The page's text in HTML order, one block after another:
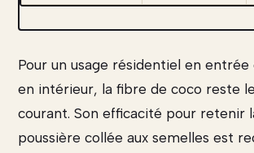
Pour un usage résidentiel en entrée
en intérieur, la fibre de coco reste
courant. Son efficacité pour retenir
poussière collée aux semelles est